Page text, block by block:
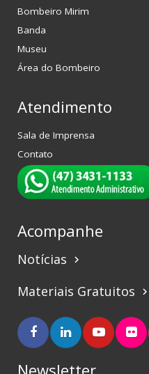
Bombeiro Mirim
Banda
Museu
Área do Bombeiro
Atendimento
Sala de Imprensa
Contato
Acompanhe
Notícias keyboard_arrow_right
Materiais Gratuitos keyboard_arrow_right
Newsletter